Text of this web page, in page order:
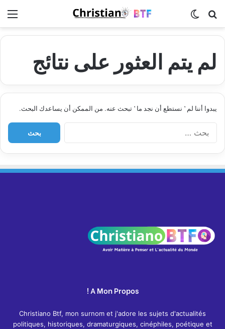
بحث عنالوضع المظلم
لم يتم العثور على نتائج
يبدوا أننا لم ’ نستطع أن نجد ما ’ تبحث عنه. من الممكن أن يساعدك البحث.
ث
A Mon Propos !
Christiano Btf, mon surnom et j'adore les sujets d'actualités
politiques, historiques, dramaturgiques, cinéphiles, poétique et